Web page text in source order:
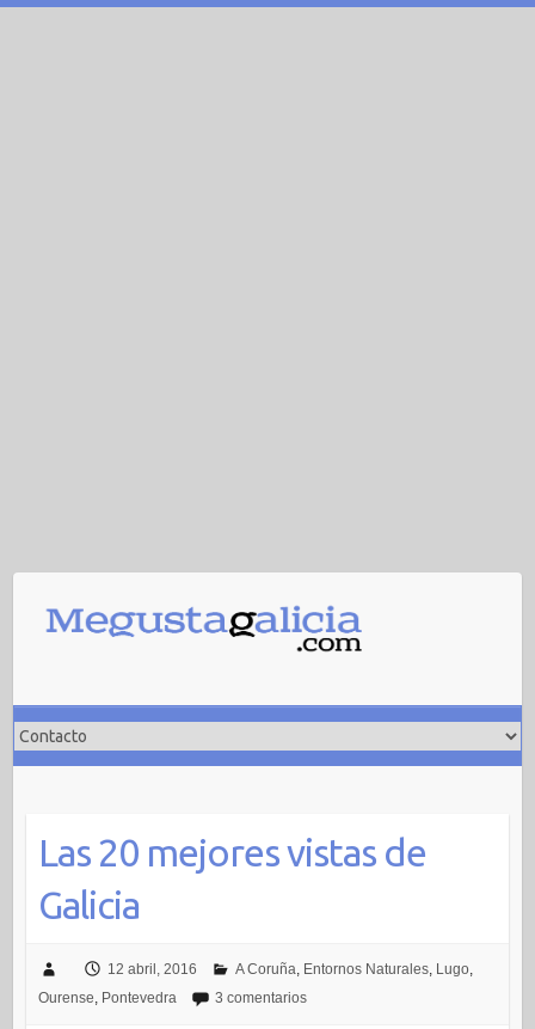
Saltar
contenido
Las 20 mejores vistas de
Galicia
12 abril, 2016 A Coruña Entornos Naturales, Lugo,
Ourense Pontevedra 3 comentarios